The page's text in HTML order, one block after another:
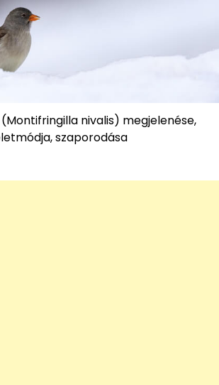
nivalis) megjelenése,
szaporodása